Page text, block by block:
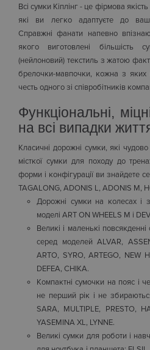
Всі сумки Кіплінг - це фірмова
які ви легко адаптуєте до
Справжні фанати напевно
якого виготовлені більшість
(нейлоновий) текстиль з жатою
брелочки-мавпочки, кожна з яких
честь одного зі співробітників
Функціональні,
на всі випадки
Класичні дорожні сумки, які чудово
місткої сумки для походу до
форми і конфігурації ви знайдете
TAGALONG, ADONIS L, ADONIS M,
Дорожні сумки на колесах і
моделі ART ON WHEELS M і
Великі і маленькі
серед моделей ALVAR,
ARTO, SYRO, ARTEGO, NEW
DEFEA, CHIKA.
Компактні сумочки на пояс і
не перший рік і не
SARA, MULTIPLE, PRESTO,
YASEMINA XL, LYNNE.
Великі сумки для роботи і